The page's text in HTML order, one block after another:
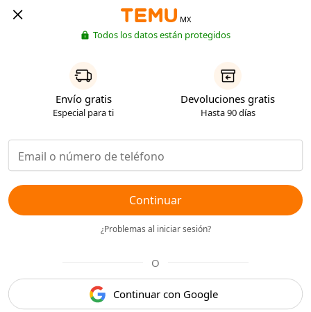
MX
Todos los datos están protegidos
Envío gratis
Especial para ti
Devoluciones gratis
Hasta 90 días
Continuar
¿Problemas al iniciar sesión?
O
Continuar con Google